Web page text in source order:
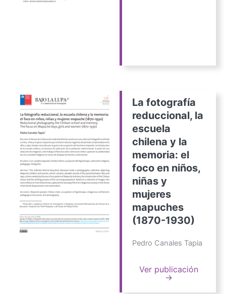
La fotografía
reduccional, la
escuela
chilena y la
memoria: el
foco en niños,
niñas y
mujeres
mapuches
(1870-1930)
Pedro Canales Tapia
Ver publicación
→